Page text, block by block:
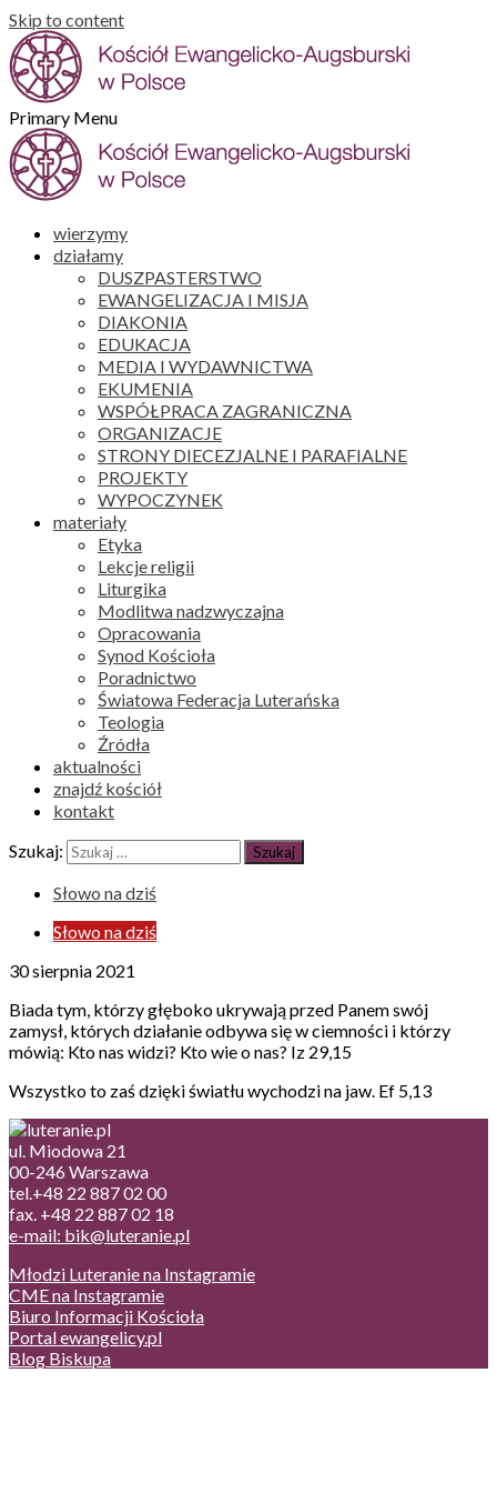
Skip to content
Primary Menu
wierzymy
działamy
DUSZPASTERSTWO
EWANGELIZACJA I MISJA
DIAKONIA
EDUKACJA
MEDIA I WYDAWNICTWA
EKUMENIA
WSPÓŁPRACA ZAGRANICZNA
ORGANIZACJE
STRONY DIECEZJALNE I PARAFIALNE
PROJEKTY
WYPOCZYNEK
materiały
Etyka
Lekcje religii
Liturgika
Modlitwa nadzwyczajna
Opracowania
Synod Kościoła
Poradnictwo
Światowa Federacja Luterańska
Teologia
Źródła
aktualności
znajdź kościół
kontakt
Szukaj:
Słowo na dziś
Słowo na dziś
30 sierpnia 2021
Biada tym, którzy głęboko ukrywają przed Panem swój
zamysł, których działanie odbywa się w ciemności i którzy
mówią: Kto nas widzi? Kto wie o nas? Iz 29,15
Wszystko to zaś dzięki światłu wychodzi na jaw. Ef 5,13
ul. Miodowa 21
00-246 Warszawa
tel.+48 22 887 02 00
fax. +48 22 887 02 18
e-mail: bik@luteranie.pl
Młodzi Luteranie na Instagramie
CME na Instagramie
Biuro Informacji Kościoła
Portal ewangelicy.pl
Blog Biskupa